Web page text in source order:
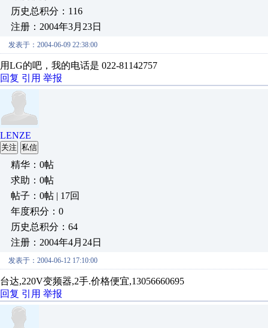
历史总积分：116
注册：2004年3月23日
发表于：2004-06-09 22:38:00
用LG的吧，我的电话是 022-81142757
回复 引用 举报
LENZE
关注 私信
精华：0帖
求助：0帖
帖子：0帖 | 17回
年度积分：0
历史总积分：64
注册：2004年4月24日
发表于：2004-06-12 17:10:00
台达,220V变频器,2手.价格便宜,13056660695
回复 引用 举报